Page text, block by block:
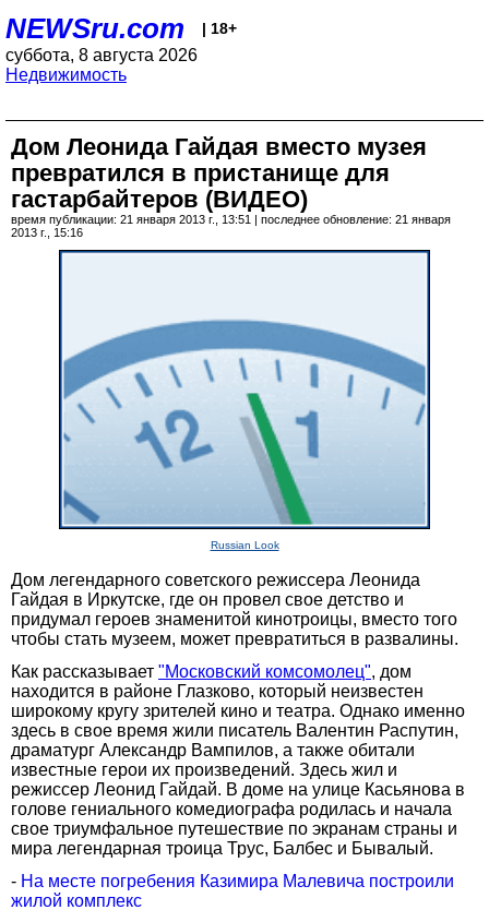
NEWSru.com | 18+
суббота, 8 августа 2026
Недвижимость
Дом Леонида Гайдая вместо музея
превратился в пристанище для
гастарбайтеров (ВИДЕО)
время публикации: 21 января 2013 г., 13:51 | последнее обновление: 21 января
2013 г., 15:16
Russian Look
Дом легендарного советского режиссера Леонида
Гайдая в Иркутске, где он провел свое детство и
придумал героев знаменитой кинотроицы, вместо того
чтобы стать музеем, может превратиться в развалины.
Как рассказывает "Московский комсомолец", дом
находится в районе Глазково, который неизвестен
широкому кругу зрителей кино и театра. Однако именно
здесь в свое время жили писатель Валентин Распутин,
драматург Александр Вампилов, а также обитали
известные герои их произведений. Здесь жил и
режиссер Леонид Гайдай. В доме на улице Касьянова в
голове гениального комедиографа родилась и начала
свое триумфальное путешествие по экранам страны и
мира легендарная троица Трус, Балбес и Бывалый.
- На месте погребения Казимира Малевича построили
жилой комплекс